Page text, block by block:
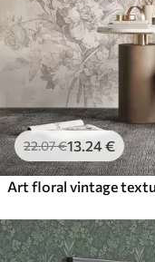
22.07€13 .24€